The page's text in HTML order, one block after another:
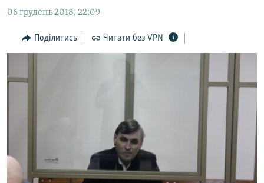
основної
навігації
Перейти
до
БЛОГИ
ПОГЛЯД
ВСЕ ЗА ДЕНЬ
СВІДЧЕННЯ ОКУПАЦІЇ
ЯК ОБІЙТИ БЛОКУВАННЯ
Русский
Qırımtatar
06 грудень 2018, 22:09
Поділитись Читати без VPN